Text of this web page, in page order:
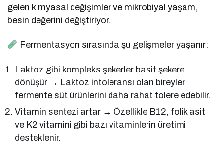
gelen kimyasal değişimler ve mikrobiyal yaşam,
besin değerini değiştiriyor.
Fermentasyon sırasında şu gelişmeler yaşanır:
Laktoz gibi kompleks şekerler basit şekere
dönüşür → Laktoz intoleransı olan bireyler
fermente süt ürünlerini daha rahat tolere edebilir.
Vitamin sentezi artar → Özellikle B12, folik asit
ve K2 vitamini gibi bazı vitaminlerin üretimi
desteklenir.